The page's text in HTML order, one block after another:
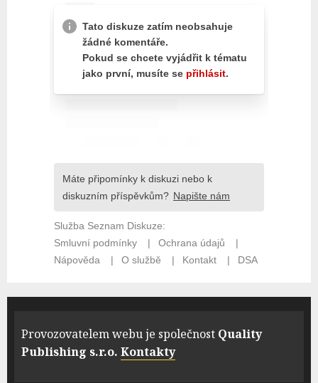
Provozovatelem webu je společnost Quality
Publishing s.r.o. Kontakty